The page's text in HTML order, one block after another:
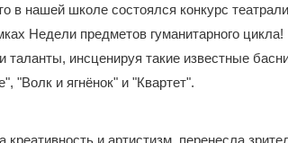
в нашей школе состоялся конкурс
Недели предметов гуманитарного цикла!
таланты, инсценируя такие известные
"Волк и ягнёнок" и "Квартет".
и артистизм, перенесла